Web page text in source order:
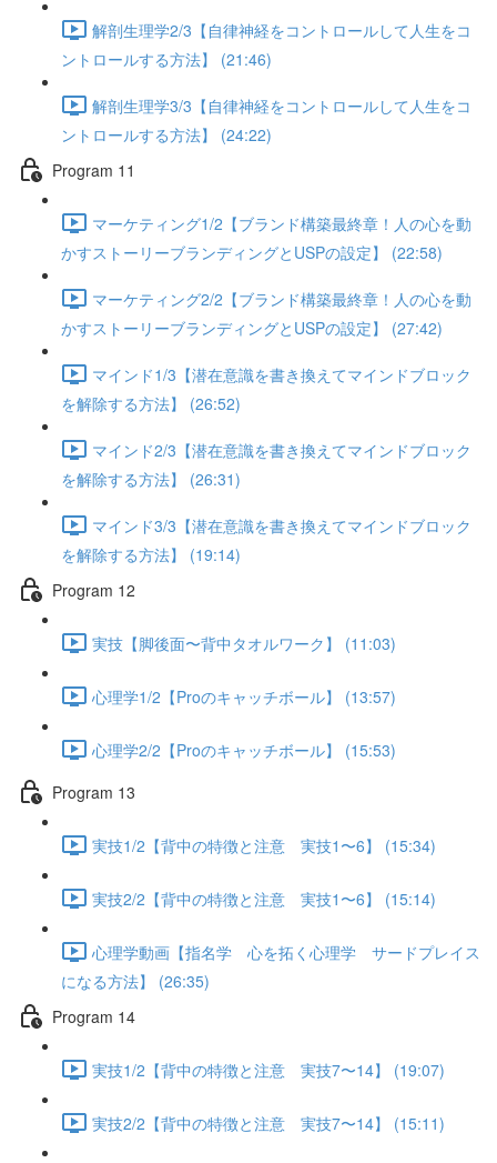
解剖生理学2/3【自律神経をコントロールして人生をコ
ントロールする方法】 (21:46)
解剖生理学3/3【自律神経をコントロールして人生をコ
ントロールする方法】 (24:22)
Program 11
マーケティング1/2【ブランド構築最終章！人の心を動
かすストーリーブランディングとUSPの設定】 (22:58)
マーケティング2/2【ブランド構築最終章！人の心を動
かすストーリーブランディングとUSPの設定】 (27:42)
マインド1/3【潜在意識を書き換えてマインドブロック
を解除する方法】 (26:52)
マインド2/3【潜在意識を書き換えてマインドブロック
を解除する方法】 (26:31)
マインド3/3【潜在意識を書き換えてマインドブロック
を解除する方法】 (19:14)
Program 12
実技【脚後面〜背中タオルワーク】 (11:03)
心理学1/2【Proのキャッチボール】 (13:57)
心理学2/2【Proのキャッチボール】 (15:53)
Program 13
実技1/2【背中の特徴と注意 実技1〜6】 (15:34)
実技2/2【背中の特徴と注意 実技1〜6】 (15:14)
心理学動画【指名学 心を拓く心理学 サードプレイス
になる方法】 (26:35)
Program 14
実技1/2【背中の特徴と注意 実技7〜14】 (19:07)
実技2/2【背中の特徴と注意 実技7〜14】 (15:11)